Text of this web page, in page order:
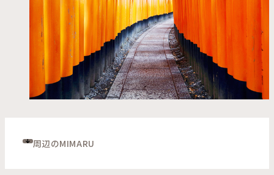
周辺のMIMARU